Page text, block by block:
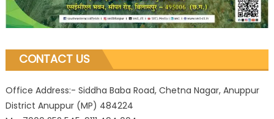
CONTACT US
Office Address:- Siddha Baba Road, Chetna Nagar, Anuppur
District Anuppur (MP) 484224